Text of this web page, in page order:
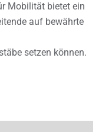
Mobilität bietet ein
auf bewährte
setzen können.